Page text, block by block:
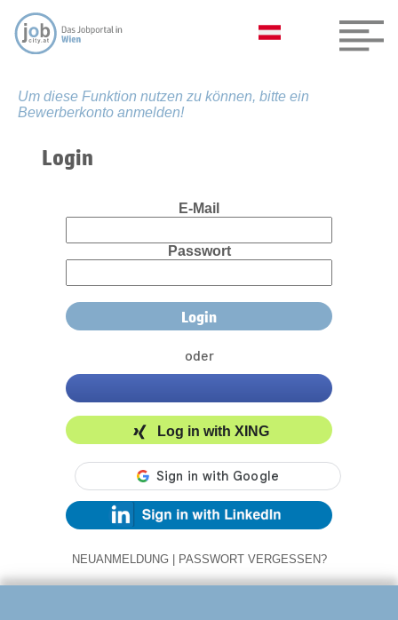
Um diese Funktion nutzen zu können, bitte ein
Bewerberkonto anmelden!
Login
E-Mail
Passwort
oder
Log in with XING
NEUANMELDUNG | PASSWORT VERGESSEN?